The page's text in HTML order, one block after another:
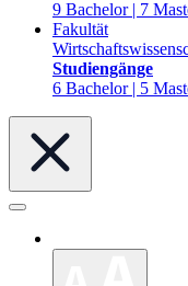
9 Bachelor | 7
Fakultät
Studiengänge
6 Bachelor | 5